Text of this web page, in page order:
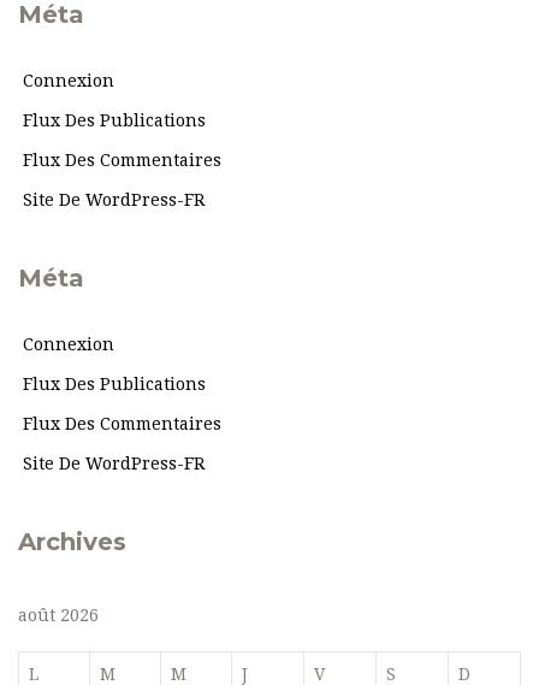
Méta
Connexion
Flux Des Publications
Flux Des Commentaires
Site De WordPress-FR
Méta
Connexion
Flux Des Publications
Flux Des Commentaires
Site De WordPress-FR
Archives
août 2026
L M M J V S D